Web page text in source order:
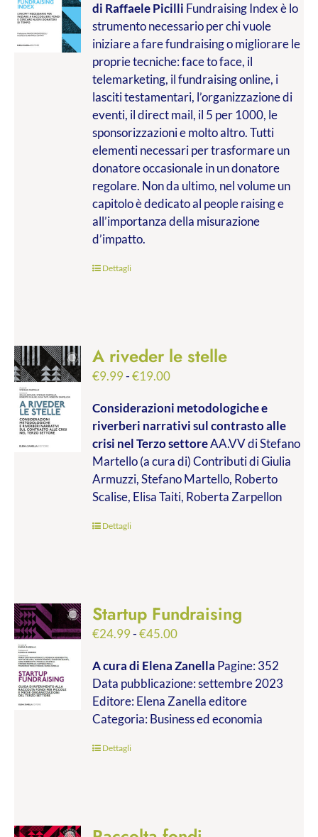
prezzo:
da
€9.99
a
€20.00
di Raffaele Picilli Fundraising Index è lo
strumento necessario per chi vuole
iniziare a fare fundraising o migliorare le
proprie tecniche: face to face, il
telemarketing, il fundraising online, i
lasciti testamentari, l’organizzazione di
eventi, il direct mail, il 5 per 1000, le
sponsorizzazioni e molto altro. Tutti
elementi necessari per trasformare un
donatore occasionale in un donatore
regolare. Non da ultimo, nel volume un
capitolo è dedicato al people raising e
all’importanza della misurazione
d’impatto.
Dettagli
A riveder le stelle
€9.99-€19.00Fascia
prezzo:
da
€9.99
a
€19.00
Considerazioni metodologiche e
riverberi narrativi sul contrasto alle
crisi nel Terzo settoreAA.VV di Stefano
Martello (a cura di) Contributi di Giulia
Armuzzi, Stefano Martello, Roberto
Scalise, Elisa Taiti, Roberta Zarpellon
Dettagli
Startup Fundraising
€24.99-€45.00Fascia
prezzo:
da
€24.99
a
A cura di Elena Zanella Pagine: 352
Data pubblicazione: settembre 2023
Editore: Elena Zanella editore
Categoria: Business ed economia
Dettagli